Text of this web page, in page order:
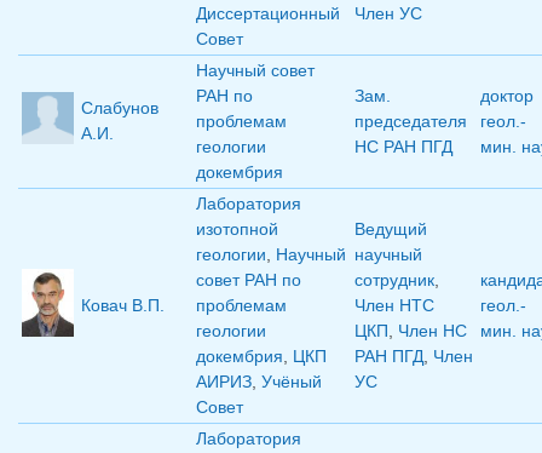
Диссертационный
Совет
Член УС
Слабунов
А.И.
Научный совет
РАН по
проблемам
геологии
докембрия
Зам.
председателя
НС РАН ПГД
доктор
геол.-
мин.
Ковач В.П.
Лаборатория
изотопной
геологии, Научный
совет РАН по
проблемам
геологии
докембрия, ЦКП
АИРИЗ, Учёный
Совет
Ведущий
научный
сотрудник,
Член НТС
ЦКП, Член НС
РАН ПГД, Член
УС
геол.-
мин.
Лаборатория